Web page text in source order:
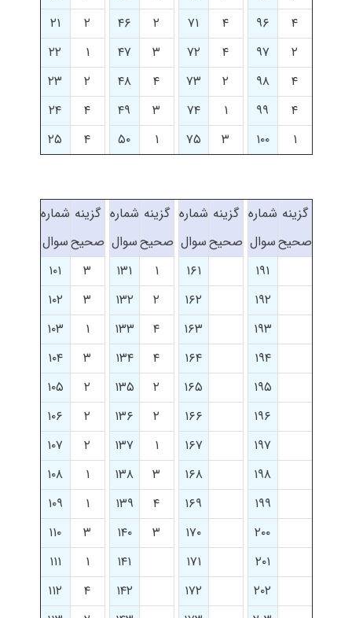
۴
۹۶ ۴ ۷۱ ۲ ۴۶ ۲
۲۱
۲
۹۷ ۴ ۷۲ ۳ ۴۷ ۱
۲۲
۴
۹۸ ۲ ۷۳ ۴ ۴۸ ۲
۲۳
۴
۹۹ ۱ ۷۴ ۳ ۴۹ ۴
۲۴
۱
۱۰۰ ۳ ۷۵ ۱ ۵۰ ۴ ۲۵
گزینه
صحیح
شماره
سوال
گزینه
صحیح
شماره
سوال
گزینه
صحیح
شماره
سوال
گزینه
صحیح
شماره
سوال
۱۹۱
۱۶۱ ۱ ۱۳۱ ۳
۱۰۱
۱۹۲
۱۶۲ ۲ ۱۳۲ ۳
۱۰۲
۱۹۳
۱۶۳ ۴ ۱۳۳ ۱
۱۰۳
۱۹۴
۱۶۴ ۴ ۱۳۴ ۳
۱۰۴
۱۹۵
۱۶۵ ۲ ۱۳۵ ۲
۱۰۵
۱۹۶
۱۶۶ ۲ ۱۳۶ ۲
۱۰۶
۱۹۷
۱۶۷ ۱ ۱۳۷ ۲
۱۰۷
۱۹۸
۱۶۸ ۳ ۱۳۸ ۱
۱۰۸
۱۹۹
۱۶۹ ۴ ۱۳۹ ۱
۱۰۹
۲۰۰
۱۷۰ ۳ ۱۴۰ ۳
۱۱۰
۲۰۱
۱۷۱ ۱۴۱ ۱
۱۱۱
۲۰۲
۱۷۲ ۱۴۲ ۴
۱۱۲